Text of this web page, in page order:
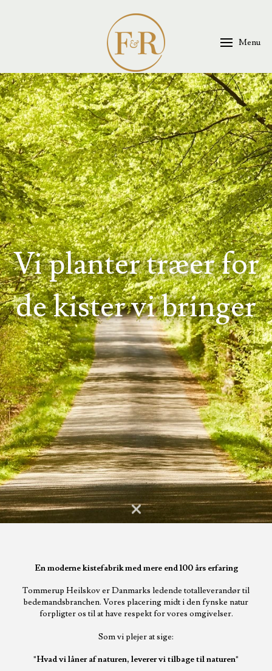
Menu
Vi planter træer for
de kister vi bringer
En moderne kistefabrik med mere end 100 års erfaring
Tommerup Heilskov er Danmarks ledende totalleverandør til
bedemandsbranchen. Vores placering midt i den fynske natur
forpligter os til at have respekt for vores omgivelser.
Som vi plejer at sige:
"Hvad vi låner af naturen, leverer vi tilbage til naturen"